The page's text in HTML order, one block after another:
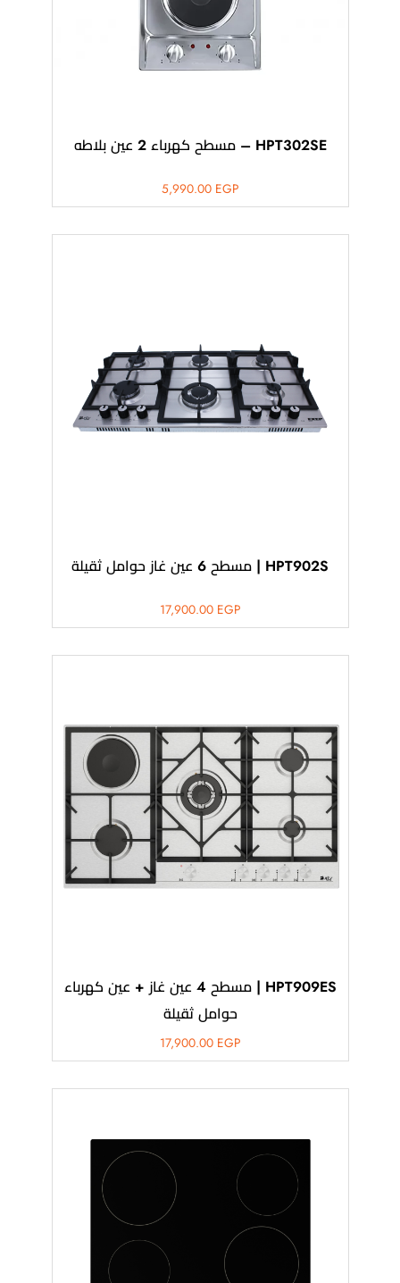
HPT302SE – مسطح كهرباء 2 عين بلاطه
5,990.00 EGP
HPT902S | مسطح 6 عين غاز حوامل ثقيلة
17,900.00 EGP
HPT909ES | مسطح 4 عين غاز + عين كهرباء
حوامل ثقيلة
17,900.00 EGP